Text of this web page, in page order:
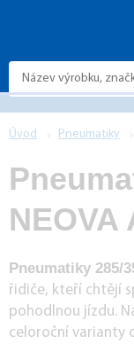
Úvod Pneumatiky
NEOVA
Pneumatiky 285/
řidiče, kteří chtějí
pohodlnou jízdu.
celoroční varianty